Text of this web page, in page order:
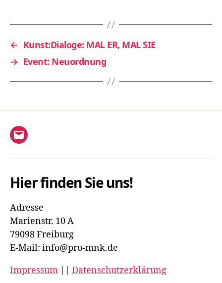
← Kunst:Dialoge: MAL ER, MAL SIE
→ Event: Neuordnung
E-
Hier finden Sie uns!
Adresse
Marienstr. 10 A
79098 Freiburg
E-Mail: info@pro-mnk.de
Impressum
Datenschutzerklärung